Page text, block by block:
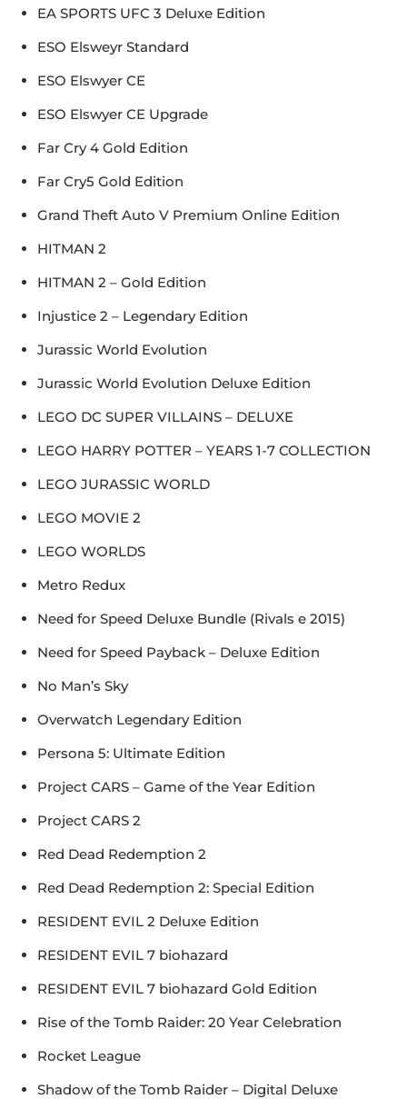
EA SPORTS UFC 3 Deluxe Edition
ESO Elsweyr Standard
ESO Elswyer CE
ESO Elswyer CE Upgrade
Far Cry 4 Gold Edition
Far Cry5 Gold Edition
Grand Theft Auto V Premium Online Edition
HITMAN 2
HITMAN 2 – Gold Edition
Injustice 2 – Legendary Edition
Jurassic World Evolution
Jurassic World Evolution Deluxe Edition
LEGO DC SUPER VILLAINS – DELUXE
LEGO HARRY POTTER – YEARS 1-7 COLLECTION
LEGO JURASSIC WORLD
LEGO MOVIE 2
LEGO WORLDS
Metro Redux
Need for Speed Deluxe Bundle (Rivals e 2015)
Need for Speed Payback – Deluxe Edition
No Man’s Sky
Overwatch Legendary Edition
Persona 5: Ultimate Edition
Project CARS – Game of the Year Edition
Project CARS 2
Red Dead Redemption 2
Red Dead Redemption 2: Special Edition
RESIDENT EVIL 2 Deluxe Edition
RESIDENT EVIL 7 biohazard
RESIDENT EVIL 7 biohazard Gold Edition
Rise of the Tomb Raider: 20 Year Celebration
Rocket League
Shadow of the Tomb Raider – Digital Deluxe